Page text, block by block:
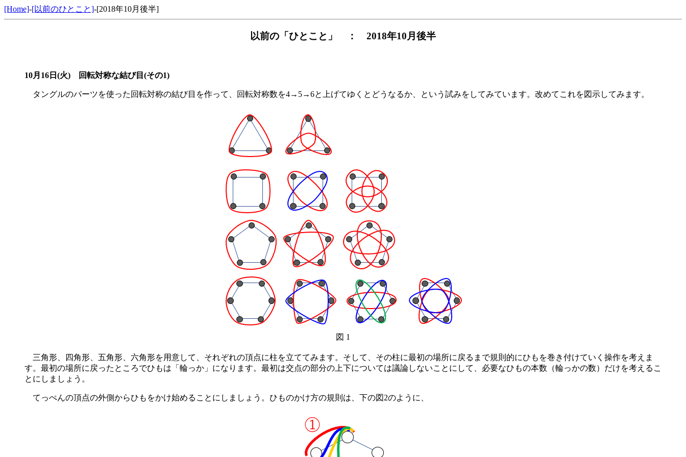
[Home]-[以前のひとこと]-[2018年10月後半]
以前の「ひとこと」 ： 2018年10月後半
10月16日(火) 回転対称な結び目(その1)
タングルのパーツを使った回転対称の結び目を作って、回転対称数を4→5→6と上げてゆくとどうなるか、という試みをしてみています。改めてこれを図示してみます。
図 1
三角形、四角形、五角形、六角形を用意して、それぞれの頂点に柱を立ててみます。そして、その柱に最初の場所に戻るまで規則的にひもを巻き付けていく操作を考えま
す。最初の場所に戻ったところでひもは「輪っか」になります。最初は交点の部分の上下については議論しないことにして、必要なひもの本数（輪っかの数）だけを考えるこ
とにしましょう。
てっぺんの頂点の外側からひもをかけ始めることにしましょう。ひものかけ方の規則は、下の図2のように、